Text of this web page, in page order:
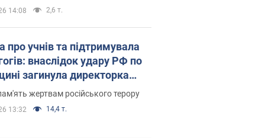
14:08 2,6 т.
про учнів та підтримувала
внаслідок удару РФ по
загинула директорка
ліцею, її чоловік та онук
жертвам російського терору
13:32 14,4 т.